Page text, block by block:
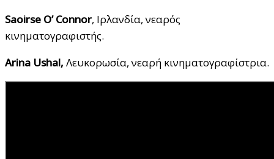
Saoirse O’Connor, Ιρλανδία, νεαρός
κινηματογραφιστής.
Arina Ushal, Λευκορωσία, νεαρή κινηματογραφίστρια.